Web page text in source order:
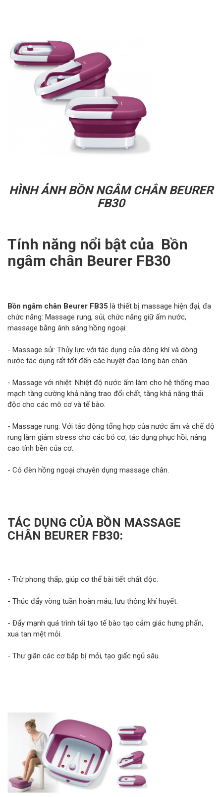
HÌNH ẢNH BỒN NGÂM CHÂN BEURER
FB30
Tính năng nổi bật của Bồn
ngâm chân Beurer FB30
Bồn ngâm chân Beurer FB35 là thiết bị massage hiện đại, đa
chức năng: Massage rung, sủi, chức năng giữ ấm nước,
massage bằng ánh sáng hồng ngoại:
- Massage sủi: Thủy lực với tác dụng của dòng khí và dòng
nước tác dụng rất tốt đến các huyệt đạo lòng bàn chân.
- Massage với nhiệt: Nhiệt độ nước ấm làm cho hệ thống mao
mạch tăng cường khả năng trao đổi chất, tăng khả năng thải
độc cho các mô cơ và tế bào.
- Massage rung: Với tác động tổng hợp của nước ấm và chế độ
rung làm giảm stress cho các bó cơ, tác dụng phục hồi, nâng
cao tính bền của cơ.
- Có đèn hồng ngoại chuyên dụng massage chân.
TÁC DỤNG CỦA BỒN MASSAGE
CHÂN BEURER FB30:
- Trừ phong thấp, giúp cơ thể bài tiết chất độc.
- Thúc đẩy vòng tuần hoàn máu, lưu thông khí huyết.
- Đẩy mạnh quá trình tái tạo tế bào tạo cảm giác hưng phấn,
xua tan mệt mỏi.
- Thư giãn các cơ bắp bị mỏi, tạo giấc ngủ sâu.